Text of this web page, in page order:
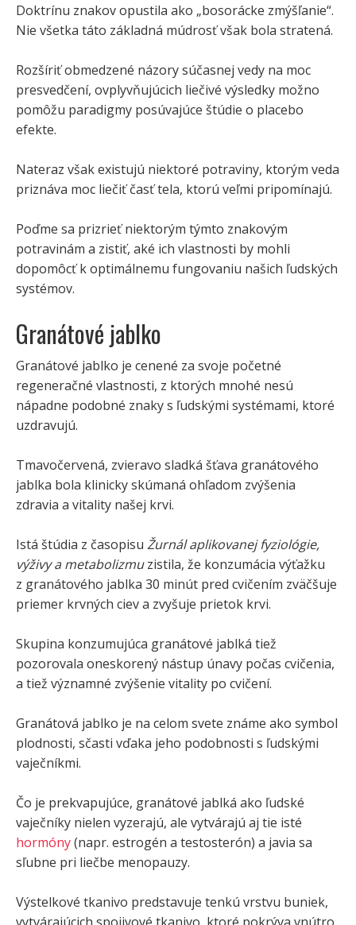
Doktrínu znakov opustila ako „bosorácke zmýšľanie“.
Nie všetka táto základná múdrosť však bola stratená.
Rozšíriť obmedzené názory súčasnej vedy na moc
presvedčení, ovplyvňujúcich liečivé výsledky možno
pomôžu paradigmy posúvajúce štúdie o placebo
efekte.
Nateraz však existujú niektoré potraviny, ktorým veda
priznáva moc liečiť časť tela, ktorú veľmi pripomínajú.
Poďme sa prizrieť niektorým týmto znakovým
potravinám a zistiť, aké ich vlastnosti by mohli
dopomôcť k optimálnemu fungovaniu našich ľudských
systémov.
Granátové jablko
Granátové jablko je cenené za svoje početné
regeneračné vlastnosti, z ktorých mnohé nesú
nápadne podobné znaky s ľudskými systémami, ktoré
uzdravujú.
Tmavočervená, zvieravo sladká šťava granátového
jablka bola klinicky skúmaná ohľadom zvýšenia
zdravia a vitality našej krvi.
Istá štúdia z časopisu Žurnál aplikovanej fyziológie,
výživy a metabolizmuzistila, že konzumácia výťažku
z granátového jablka 30 minút pred cvičením zväčšuje
priemer krvných ciev a zvyšuje prietok krvi.
Skupina konzumujúca granátové jablká tiež
pozorovala oneskorený nástup únavy počas cvičenia,
a tiež významné zvýšenie vitality po cvičení.
Granátová jablko je na celom svete známe ako symbol
plodnosti, sčasti vďaka jeho podobnosti s ľudskými
vaječníkmi.
Čo je prekvapujúce, granátové jablká ako ľudské
vaječníky nielen vyzerajú, ale vytvárajú aj tie isté
hormóny(napr. estrogén a testosterón) a javia sa
sľubne pri liečbe menopauzy.
Výstelkové tkanivo predstavuje tenkú vrstvu buniek,